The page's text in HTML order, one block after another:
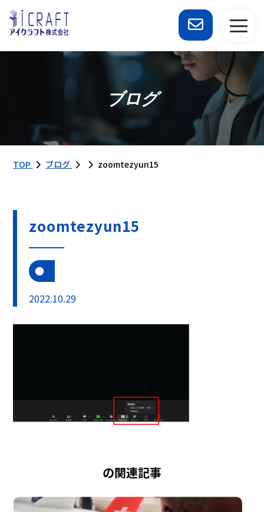
ブログ
TOP ブログ zoomtezyun15
zoomtezyun15
2022.10.29
の関連記事